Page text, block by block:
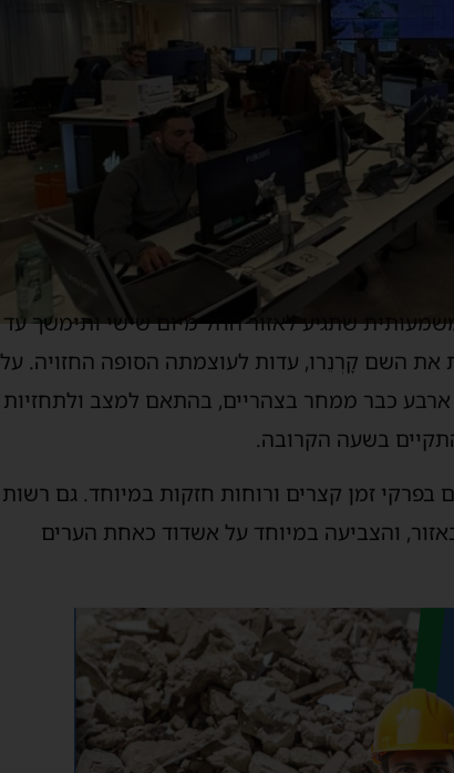
שתגיע לאזור החל מיום שישי ותימשך עד
את השם קָרְנֵרו, עדות לעוצמתה הסופה החזויה. על
כבר ממחר בצהריים, בהתאם למצב ולתחזיות
בשעה הקרובה.
זמן קצרים ורוחות חזקות במיוחד. גם רשות
והצביעה במיוחד על אשדוד כאחת הערים